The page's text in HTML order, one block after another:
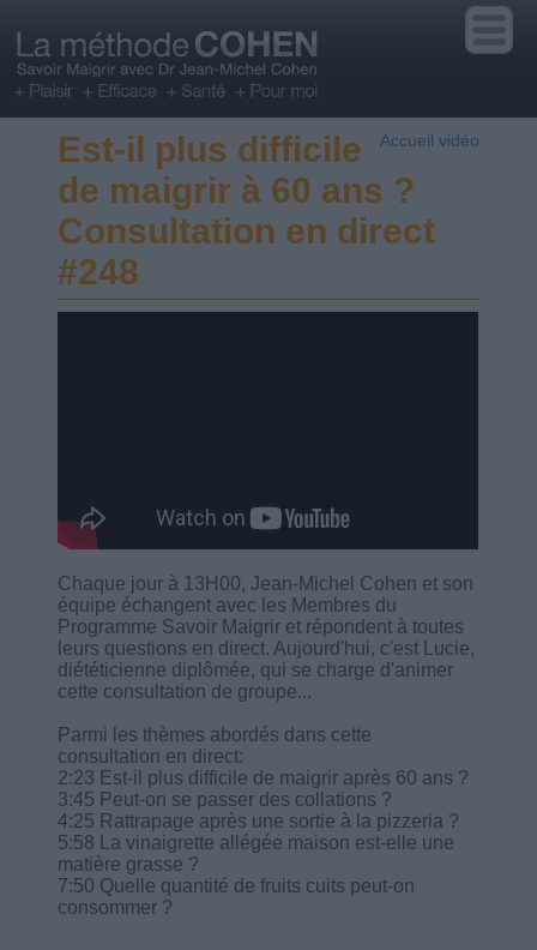
Accueil vidéo
Est-il plus difficile
de maigrir à 60 ans ?
Consultation en direct
#248
Chaque jour à 13H00, Jean-Michel Cohen et son
équipe échangent avec les Membres du
Programme Savoir Maigrir et répondent à toutes
leurs questions en direct. Aujourd'hui, c'est Lucie,
diététicienne diplômée, qui se charge d'animer
cette consultation de groupe...
Parmi les thèmes abordés dans cette
consultation en direct:
2:23 Est-il plus difficile de maigrir après 60 ans ?
3:45 Peut-on se passer des collations ?
4:25 Rattrapage après une sortie à la pizzeria ?
5:58 La vinaigrette allégée maison est-elle une
matière grasse ?
7:50 Quelle quantité de fruits cuits peut-on
consommer ?